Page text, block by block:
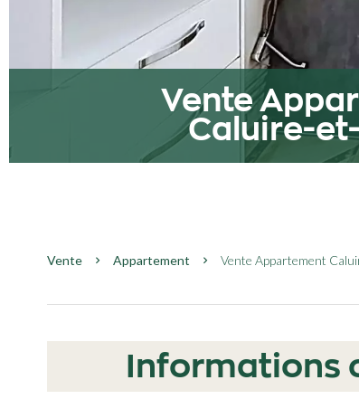
Vente
Caluire-
Vente Appartement Vente Appartement
Informations